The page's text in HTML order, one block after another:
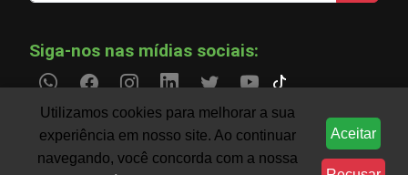
Siga-nos nas mídias sociais:
Utilizamos cookies para melhorar a sua
experiência em nosso site. Ao continuar
navegando, você concorda com a nossa
Aceitar
CLIMA Informações do agronegócio temporariamente